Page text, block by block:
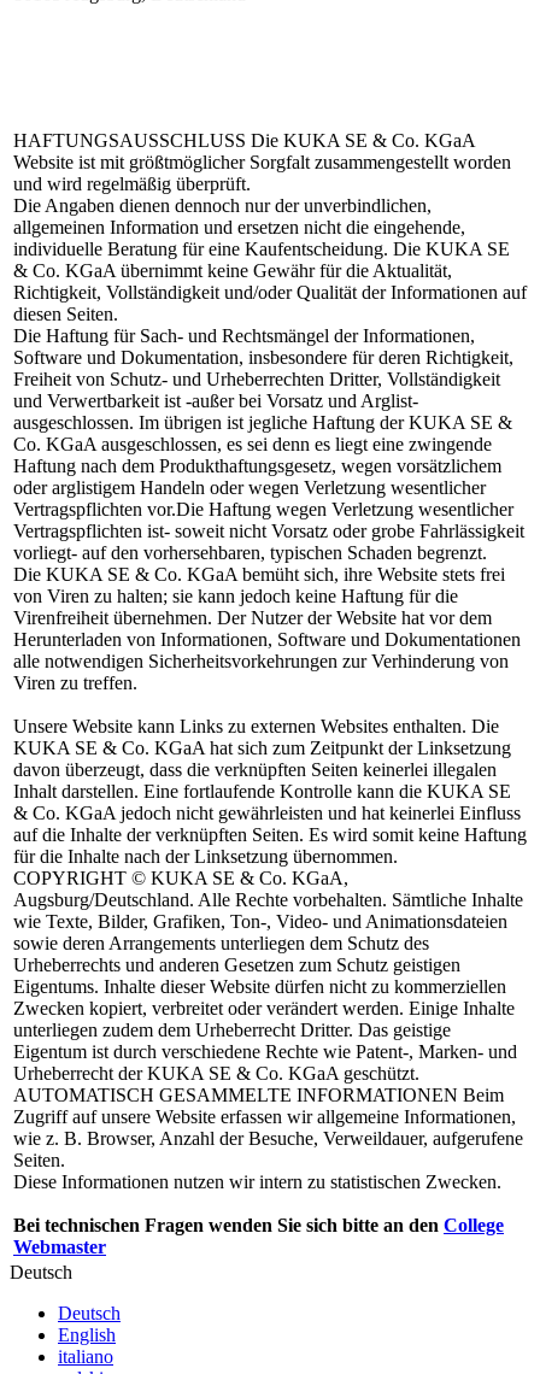
HAFTUNGSAUSSCHLUSS Die KUKA SE & Co. KGaA
Website ist mit größtmöglicher Sorgfalt zusammengestellt worden
und wird regelmäßig überprüft.
Die Angaben dienen dennoch nur der unverbindlichen,
allgemeinen Information und ersetzen nicht die eingehende,
individuelle Beratung für eine Kaufentscheidung. Die KUKA SE
& Co. KGaA übernimmt keine Gewähr für die Aktualität,
Richtigkeit, Vollständigkeit und/oder Qualität der Informationen auf
diesen Seiten.
Die Haftung für Sach- und Rechtsmängel der Informationen,
Software und Dokumentation, insbesondere für deren Richtigkeit,
Freiheit von Schutz- und Urheberrechten Dritter, Vollständigkeit
und Verwertbarkeit ist -außer bei Vorsatz und Arglist-
ausgeschlossen. Im übrigen ist jegliche Haftung der KUKA SE &
Co. KGaA ausgeschlossen, es sei denn es liegt eine zwingende
Haftung nach dem Produkthaftungsgesetz, wegen vorsätzlichem
oder arglistigem Handeln oder wegen Verletzung wesentlicher
Vertragspflichten vor.Die Haftung wegen Verletzung wesentlicher
Vertragspflichten ist- soweit nicht Vorsatz oder grobe Fahrlässigkeit
vorliegt- auf den vorhersehbaren, typischen Schaden begrenzt.
Die KUKA SE & Co. KGaA bemüht sich, ihre Website stets frei
von Viren zu halten; sie kann jedoch keine Haftung für die
Virenfreiheit übernehmen. Der Nutzer der Website hat vor dem
Herunterladen von Informationen, Software und Dokumentationen
alle notwendigen Sicherheitsvorkehrungen zur Verhinderung von
Viren zu treffen.
Unsere Website kann Links zu externen Websites enthalten. Die
KUKA SE & Co. KGaA hat sich zum Zeitpunkt der Linksetzung
davon überzeugt, dass die verknüpften Seiten keinerlei illegalen
Inhalt darstellen. Eine fortlaufende Kontrolle kann die KUKA SE
& Co. KGaA jedoch nicht gewährleisten und hat keinerlei Einfluss
auf die Inhalte der verknüpften Seiten. Es wird somit keine Haftung
für die Inhalte nach der Linksetzung übernommen.
COPYRIGHT © KUKA SE & Co. KGaA,
Augsburg/Deutschland. Alle Rechte vorbehalten. Sämtliche Inhalte
wie Texte, Bilder, Grafiken, Ton-, Video- und Animationsdateien
sowie deren Arrangements unterliegen dem Schutz des
Urheberrechts und anderen Gesetzen zum Schutz geistigen
Eigentums. Inhalte dieser Website dürfen nicht zu kommerziellen
Zwecken kopiert, verbreitet oder verändert werden. Einige Inhalte
unterliegen zudem dem Urheberrecht Dritter. Das geistige
Eigentum ist durch verschiedene Rechte wie Patent-, Marken- und
Urheberrecht der KUKA SE & Co. KGaA geschützt.
AUTOMATISCH GESAMMELTE INFORMATIONEN Beim
Zugriff auf unsere Website erfassen wir allgemeine Informationen,
wie z. B. Browser, Anzahl der Besuche, Verweildauer, aufgerufene
Seiten.
Diese Informationen nutzen wir intern zu statistischen Zwecken.
Bei technischen Fragen wenden Sie sich bitte an den College
Webmaster
Deutsch
Deutsch
English
italiano